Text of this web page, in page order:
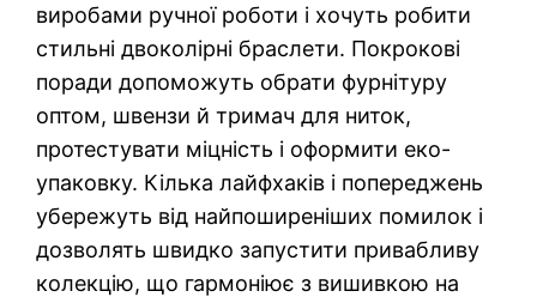
виробами ручної роботи і хочуть робити
стильні двоколірні браслети. Покрокові
поради допоможуть обрати фурнітуру
оптом, швензи й тримач для ниток,
протестувати міцність і оформити еко-
упаковку. Кілька лайфхаків і попереджень
убережуть від найпоширеніших помилок і
дозволять швидко запустити привабливу
колекцію, що гармоніює з вишивкою на